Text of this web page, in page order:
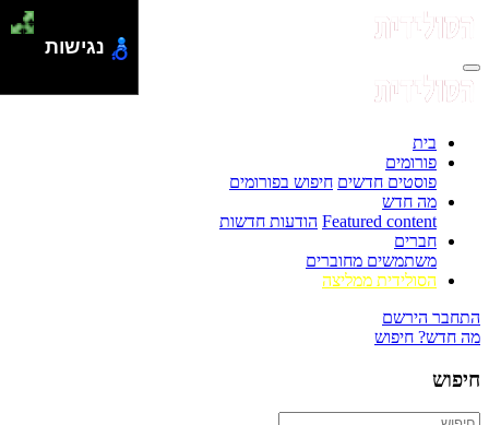
בית
פורומים
פוסטים חדשים חיפוש בפורומים
מה חדש
Featured content הודעות חדשות
חברים
משתמשים מחוברים
הסולידית ממליצה
התחבר הירשם
מה חדש? חיפוש
חיפוש
נגישות